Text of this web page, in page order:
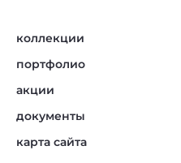
коллекции
портфолио
акции
документы
карта сайта